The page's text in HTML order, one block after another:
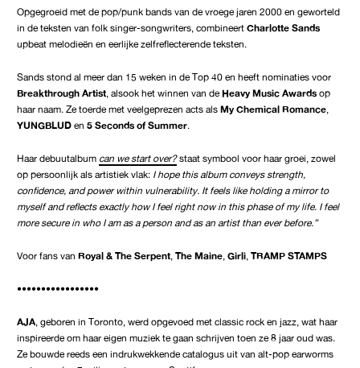
Opgegroeid met de pop/punk bands van de vroege jaren 2000 en geworteld
in de teksten van folk singer-songwriters, combineert Charlotte Sands
upbeat melodieën en eerlijke zelfreflecterende teksten.
Sands stond al meer dan 15 weken in de Top 40 en heeft nominaties voor
Breakthrough Artist, alsook het winnen van deHeavy Music Awards op
haar naam. Ze toerde met veelgeprezen acts als My Chemical Romance,
YUNGBLUD en 5 Seconds of Summer.
Haar debuutalbum can we start over?staat symbool voor haar groei, zowel
op persoonlijk als artistiek vlak: I hope this album conveys strength,
confidence, and power within vulnerability. It feels like holding a mirror to
myself and reflects exactly how I feel right now in this phase of my life. I feel
more secure in who I am as a person and as an artist than ever before.”
Voor fans van Royal & The Serpent, The Maine, Girli, TRAMP STAMPS
•••••••••••••••••
AJA, geboren in Toronto, werd opgevoed met classic rock en jazz, wat haar
inspireerde om haar eigen muziek te gaan schrijven toen ze 8 jaar oud was.
Ze bouwde reeds een indrukwekkende catalogus uit van alt-pop earworms